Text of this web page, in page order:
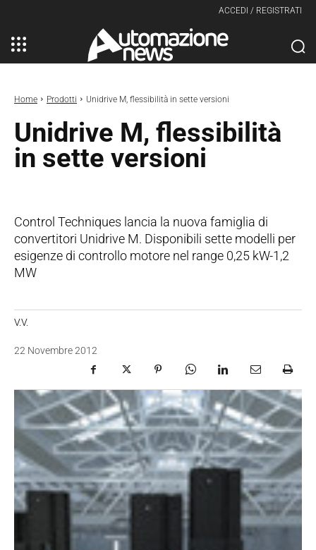
ACCEDI / REGISTRATI
Home Prodotti Unidrive M, flessibilità in sette versioni
Unidrive M, flessibilità
in sette versioni
Control Techniques lancia la nuova famiglia di
convertitori Unidrive M. Disponibili sette modelli per
esigenze di controllo motore nel range 0,25 kW-1,2
MW
V.V.
22 Novembre 2012